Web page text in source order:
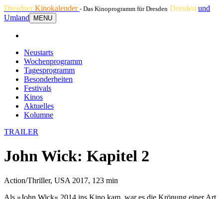
DresdnerKinokalender - Das Kinoprogramm für Dresden Dresden und
Umland
MENU
Neustarts
Wochenprogramm
Tagesprogramm
Besonderheiten
Festivals
Kinos
Aktuelles
Kolumne
TRAILER
John Wick: Kapitel 2
Action/Thriller, USA 2017, 123 min
Als »John Wick« 2014 ins Kino kam, war es die Krönung einer Art